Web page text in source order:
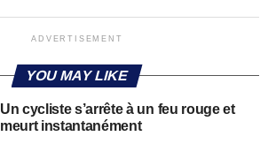
ADVERTISEMENT
YOU MAY LIKE
Un cycliste s’arrête à un feu rouge et
meurt instantanément